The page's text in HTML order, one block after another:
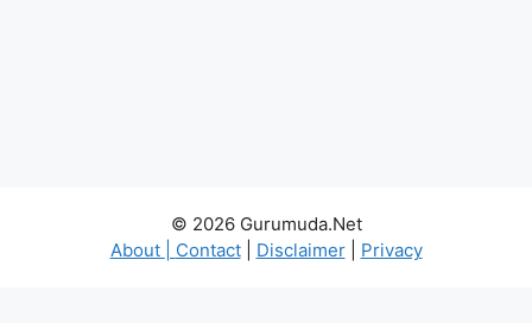
© 2026 Gurumuda.Net
About
Contact| Disclaimer| Privacy